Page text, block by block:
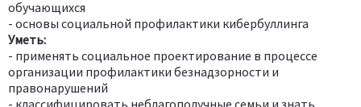
обучающихся
- основы социальной профилактики кибербуллинга
Уметь:
- применять социальное проектирование в процессе
организации профилактики безнадзорности и
правонарушений
- классифицировать неблагополучные семьи и знать